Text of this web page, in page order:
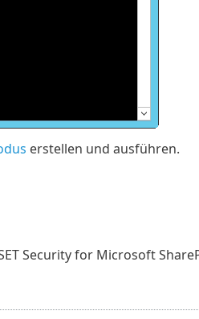
erstellen und ausführen.
Security for Microsoft